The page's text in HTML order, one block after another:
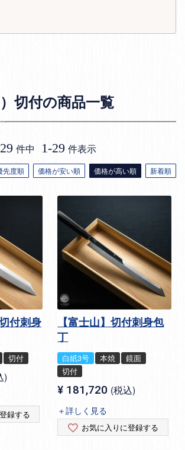
切付の商品一覧
先度順 価格が安い順 価格が高い順 新着順
29 件中 1-29 件表示
付刺身
切付
録する
【富士山】切付刺身包
丁
白紙3号 本焼
鏡面
切付
¥ 181,720 税込
＋詳しく見る
お気に入りに登録する